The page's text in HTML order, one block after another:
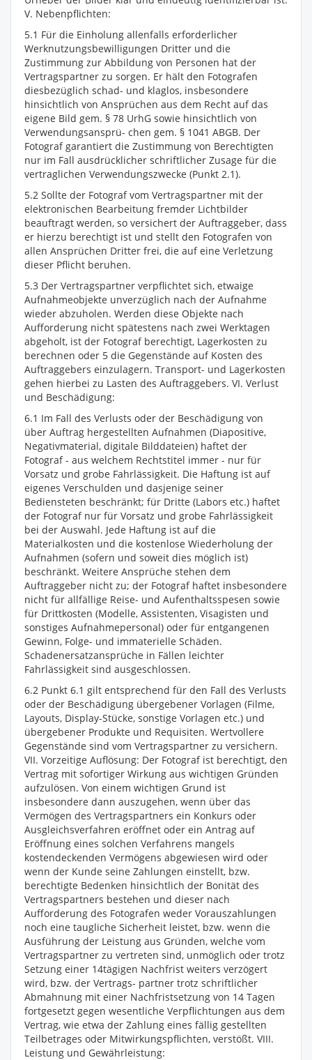
V. Nebenpflichten:
5.1 Für die Einholung allenfalls erforderlicher
Werknutzungsbewilligungen Dritter und die
Zustimmung zur Abbildung von Personen hat der
Vertragspartner zu sorgen. Er hält den Fotografen
diesbezüglich schad- und klaglos, insbesondere
hinsichtlich von Ansprüchen aus dem Recht auf das
eigene Bild gem. § 78 UrhG sowie hinsichtlich von
Verwendungsansprü- chen gem. § 1041 ABGB. Der
Fotograf garantiert die Zustimmung von Berechtigten
nur im Fall ausdrücklicher schriftlicher Zusage für die
vertraglichen Verwendungszwecke (Punkt 2.1).
5.2 Sollte der Fotograf vom Vertragspartner mit der
elektronischen Bearbeitung fremder Lichtbilder
beauftragt werden, so versichert der Auftraggeber, dass
er hierzu berechtigt ist und stellt den Fotografen von
allen Ansprüchen Dritter frei, die auf eine Verletzung
dieser Pflicht beruhen.
5.3 Der Vertragspartner verpflichtet sich, etwaige
Aufnahmeobjekte unverzüglich nach der Aufnahme
wieder abzuholen. Werden diese Objekte nach
Aufforderung nicht spätestens nach zwei Werktagen
abgeholt, ist der Fotograf berechtigt, Lagerkosten zu
berechnen oder 5 die Gegenstände auf Kosten des
Auftraggebers einzulagern. Transport- und Lagerkosten
gehen hierbei zu Lasten des Auftraggebers. VI. Verlust
und Beschädigung:
6.1 Im Fall des Verlusts oder der Beschädigung von
über Auftrag hergestellten Aufnahmen (Diapositive,
Negativmaterial, digitale Bilddateien) haftet der
Fotograf - aus welchem Rechtstitel immer - nur für
Vorsatz und grobe Fahrlässigkeit. Die Haftung ist auf
eigenes Verschulden und dasjenige seiner
Bediensteten beschränkt; für Dritte (Labors etc.) haftet
der Fotograf nur für Vorsatz und grobe Fahrlässigkeit
bei der Auswahl. Jede Haftung ist auf die
Materialkosten und die kostenlose Wiederholung der
Aufnahmen (sofern und soweit dies möglich ist)
beschränkt. Weitere Ansprüche stehen dem
Auftraggeber nicht zu; der Fotograf haftet insbesondere
nicht für allfällige Reise- und Aufenthaltsspesen sowie
für Drittkosten (Modelle, Assistenten, Visagisten und
sonstiges Aufnahmepersonal) oder für entgangenen
Gewinn, Folge- und immaterielle Schäden.
Schadenersatzansprüche in Fällen leichter
Fahrlässigkeit sind ausgeschlossen.
6.2 Punkt 6.1 gilt entsprechend für den Fall des Verlusts
oder der Beschädigung übergebener Vorlagen (Filme,
Layouts, Display-Stücke, sonstige Vorlagen etc.) und
übergebener Produkte und Requisiten. Wertvollere
Gegenstände sind vom Vertragspartner zu versichern.
VII. Vorzeitige Auflösung: Der Fotograf ist berechtigt, den
Vertrag mit sofortiger Wirkung aus wichtigen Gründen
aufzulösen. Von einem wichtigen Grund ist
insbesondere dann auszugehen, wenn über das
Vermögen des Vertragspartners ein Konkurs oder
Ausgleichsverfahren eröffnet oder ein Antrag auf
Eröffnung eines solchen Verfahrens mangels
kostendeckenden Vermögens abgewiesen wird oder
wenn der Kunde seine Zahlungen einstellt, bzw.
berechtigte Bedenken hinsichtlich der Bonität des
Vertragspartners bestehen und dieser nach
Aufforderung des Fotografen weder Vorauszahlungen
noch eine taugliche Sicherheit leistet, bzw. wenn die
Ausführung der Leistung aus Gründen, welche vom
Vertragspartner zu vertreten sind, unmöglich oder trotz
Setzung einer 14tägigen Nachfrist weiters verzögert
wird, bzw. der Vertrags- partner trotz schriftlicher
Abmahnung mit einer Nachfristsetzung von 14 Tagen
fortgesetzt gegen wesentliche Verpflichtungen aus dem
Vertrag, wie etwa der Zahlung eines fällig gestellten
Teilbetrages oder Mitwirkungspflichten, verstößt. VIII.
Leistung und Gewährleistung: